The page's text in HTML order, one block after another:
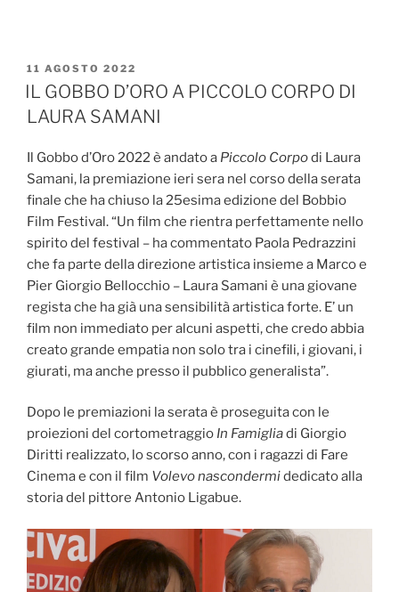
PUBBLICATO
IL
11 AGOSTO 2022
IL GOBBO D’ORO A PICCOLO CORPO DI
LAURA SAMANI
Il Gobbo d’Oro 2022 è andato a Piccolo Corpodi Laura
Samani, la premiazione ieri sera nel corso della serata
finale che ha chiuso la 25esima edizione del Bobbio
Film Festival. “Un film che rientra perfettamente nello
spirito del festival – ha commentato Paola Pedrazzini
che fa parte della direzione artistica insieme a Marco e
Pier Giorgio Bellocchio – Laura Samani è una giovane
regista che ha già una sensibilità artistica forte. E’ un
film non immediato per alcuni aspetti, che credo abbia
creato grande empatia non solo tra i cinefili, i giovani, i
giurati, ma anche presso il pubblico generalista”.
Dopo le premiazioni la serata è proseguita con le
proiezioni del cortometraggio In Famigliadi Giorgio
Diritti realizzato, lo scorso anno, con i ragazzi di Fare
Cinema e con il film Volevo nascondermidedicato alla
storia del pittore Antonio Ligabue.